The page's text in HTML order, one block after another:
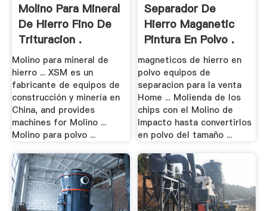
Molino Para Mineral
De Hierro Fino De
Trituracion .
Molino para mineral de
hierro ... XSM es un
fabricante de equipos de
construcción y minería en
China, and provides
machines for Molino ...
Molino para polvo ...
Separador De
Hierro Maganetic
Pintura En Polvo .
magneticos de hierro en
polvo equipos de
separacion para la venta
Home ... Molienda de los
chips con el Molino de
Impacto hasta convertirlos
en polvo del tamaño ...